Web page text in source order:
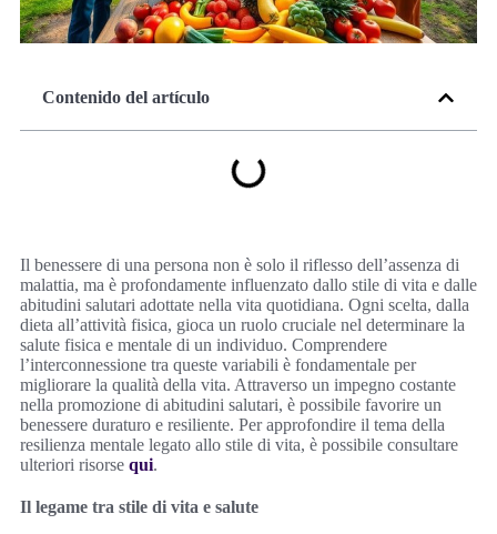
Contenido del artículo
Il benessere di una persona non è solo il riflesso dell’assenza di
malattia, ma è profondamente influenzato dallo stile di vita e dalle
abitudini salutari adottate nella vita quotidiana. Ogni scelta, dalla
dieta all’attività fisica, gioca un ruolo cruciale nel determinare la
salute fisica e mentale di un individuo. Comprendere
l’interconnessione tra queste variabili è fondamentale per
migliorare la qualità della vita. Attraverso un impegno costante
nella promozione di abitudini salutari, è possibile favorire un
benessere duraturo e resiliente. Per approfondire il tema della
resilienza mentale legato allo stile di vita, è possibile consultare
ulteriori risorse qui.
Il legame tra stile di vita e salute